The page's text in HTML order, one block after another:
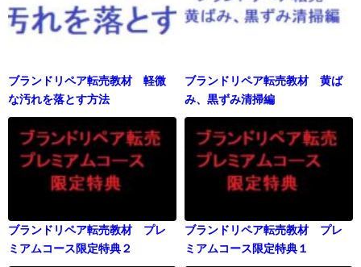
ブランドリペア転売教材 軽微
な汚れを落とす方法
ブランドリペア転売教材 黄ば
み、黒ずみ清掃編
ブランドリペア転売教材 プレ
ミアムコース限定特典２
ブランドリペア転売教材 プレ
ミアムコース限定特典１